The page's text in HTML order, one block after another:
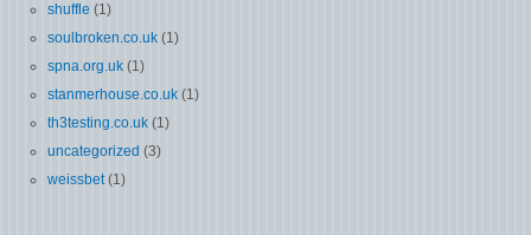
shuffle (1)
soulbroken.co.uk (1)
spna.org.uk (1)
stanmerhouse.co.uk (1)
th3testing.co.uk (1)
uncategorized (3)
weissbet(1)